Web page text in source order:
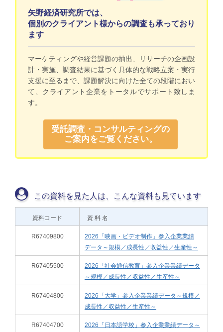
矢野経済研究所では、
個別のクライアント様からの調査も承っており
ます
マーケティングや経営課題の抽出、リサーチの企画設
計・実施、調査結果に基づく具体的な戦略立案・実行
支援に至るまで、課題解決に向けた全ての段階におい
て、クライアント企業をトータルでサポート致しま
す。
受託調査・コンサルティングの
ご案内をご覧ください。
この資料を見た人は、こんな資料も見ています
資料コード 資 料 名
R67409800
2026「映画・ビデオ制作」参入企業業績
データ～規模／成長性／収益性／生産性～
R67405500
2026「社会通信教育」参入企業業績データ
～規模／成長性／収益性／生産性～
R67404800
2026「大学」参入企業業績データ～規模／
成長性／収益性／生産性～
R67404700
2026「日本語学校」参入企業業績データ～